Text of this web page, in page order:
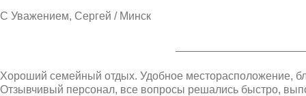
С Уважением, Сергей / Минск
Хороший семейный отдых. Удобное месторасположение,
Отзывчивый персонал, все вопросы решались быстро,